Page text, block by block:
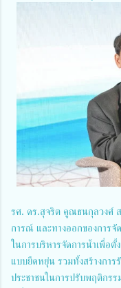
รศ. ดร.สุจริต คูณธนกุลวงศ์ ส
การณ์ และทางออกของการ
ในการบริหารจัดการน้ำเพื่อตั้
แบบยืดหยุ่น รวมทั้งสร้างการ
ประชาชนในการปรับพฤติกร